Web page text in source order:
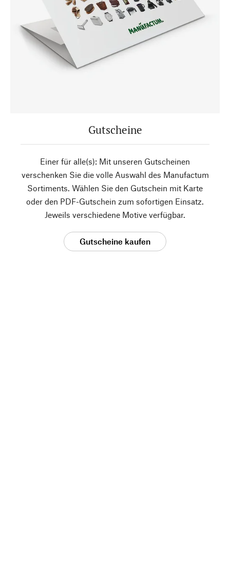
Gutscheine
Einer für alle(s): Mit unseren Gutscheinen
verschenken Sie die volle Auswahl des Manufactum
Sortiments. Wählen Sie den Gutschein mit Karte
oder den PDF-Gutschein zum sofortigen Einsatz.
Jeweils verschiedene Motive verfügbar.
Gutscheine kaufen